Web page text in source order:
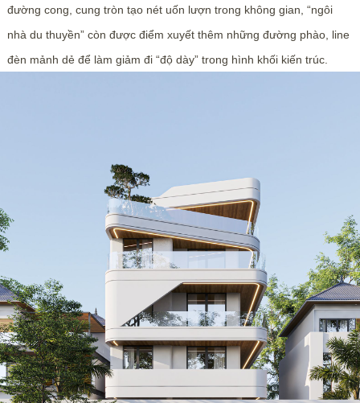
đường cong, cung tròn tạo nét uốn lượn trong không gian, “ngôi
nhà du thuyền” còn được điểm xuyết thêm những đường phào, line
đèn mảnh dẻ để làm giảm đi “độ dày” trong hình khối kiến trúc.